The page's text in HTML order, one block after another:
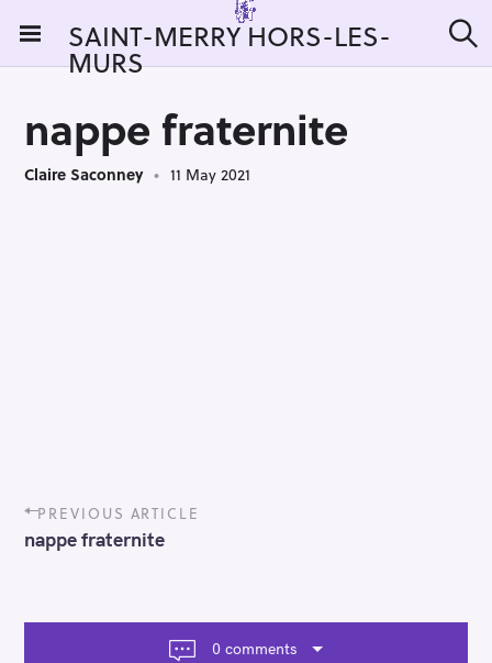
i
SAINT-MERRY HORS-LES-
MURS e
nappe fraternite
Claire Saconney 11 May 2021
P
s
a
PREVIOUS ARTICLE
nappe fraternite
0 comments